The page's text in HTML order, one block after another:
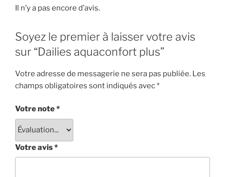
Il n’y a pas encore d’avis.
Soyez le premier à laisser votre avis
sur “Dailies aquaconfort plus”
Votre adresse de messagerie ne sera pas publiée. Les
champs obligatoires sont indiqués avec*
Votre note*
Votre avis*